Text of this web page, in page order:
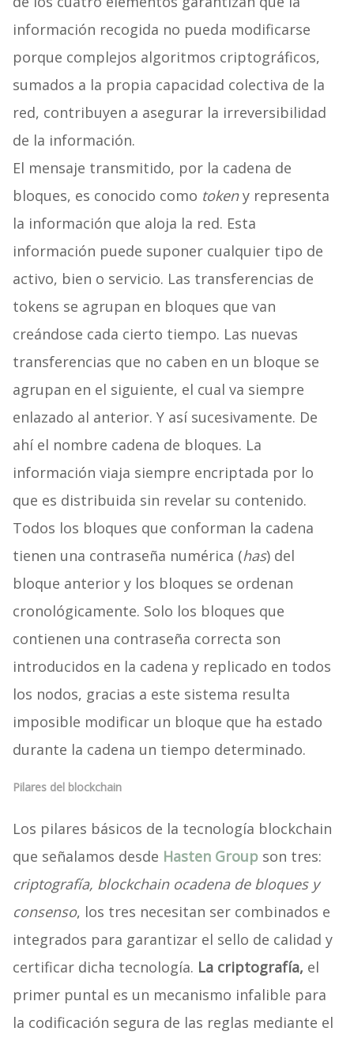
información recogida no pueda modificarse
porque complejos algoritmos criptográficos,
sumados a la propia capacidad colectiva de la
red, contribuyen a asegurar la irreversibilidad
de la información.
El mensaje transmitido, por la cadena de
bloques, es conocido como tokeny representa
la información que aloja la red. Esta
información puede suponer cualquier tipo de
activo, bien o servicio. Las transferencias de
tokens se agrupan en bloques que van
creándose cada cierto tiempo. Las nuevas
transferencias que no caben en un bloque se
agrupan en el siguiente, el cual va siempre
enlazado al anterior. Y así sucesivamente. De
ahí el nombre cadena de bloques. La
información viaja siempre encriptada por lo
que es distribuida sin revelar su contenido.
Todos los bloques que conforman la cadena
tienen una contraseña numérica (has) del
bloque anterior y los bloques se ordenan
cronológicamente. Solo los bloques que
contienen una contraseña correcta son
introducidos en la cadena y replicado en todos
los nodos, gracias a este sistema resulta
imposible modificar un bloque que ha estado
durante la cadena un tiempo determinado.
Pilares del blockchain
Los pilares básicos de la tecnología blockchain
que señalamos desde Hasten Group son tres:
criptografía, blockchain ocadena de bloques y
consenso, los tres necesitan ser combinados e
integrados para garantizar el sello de calidad y
certificar dicha tecnología. La criptografía, el
primer puntal es un mecanismo infalible para
la codificación segura de las reglas mediante el